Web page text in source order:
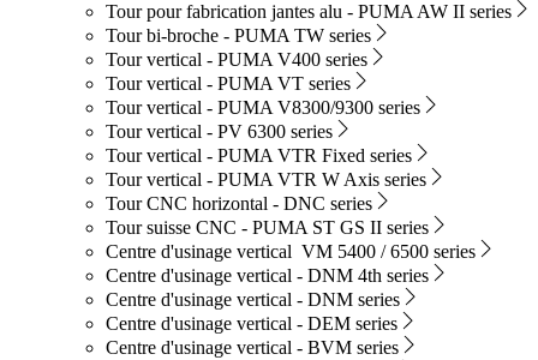
Tour pour fabrication jantes alu - PUMA AW II series
Tour bi-broche - PUMA TW series
Tour vertical - PUMA V400 series
Tour vertical - PUMA VT series
Tour vertical - PUMA V8300/9300 series
Tour vertical - PV 6300 series
Tour vertical - PUMA VTR Fixed series
Tour vertical - PUMA VTR W Axis series
Tour CNC horizontal - DNC series
Tour suisse CNC - PUMA ST GS II series
Centre d'usinage vertical VM 5400 / 6500 series
Centre d'usinage vertical - DNM 4th series
Centre d'usinage vertical - DNM series
Centre d'usinage vertical - DEM series
Centre d'usinage vertical - BVM series